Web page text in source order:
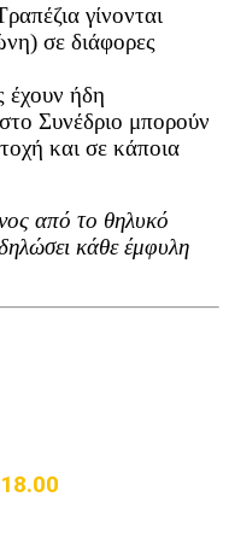
γίνονται
σε διάφορες
ήδη
Συνέδριο μπορούν
και σε κάποια
από το θηλυκό
κάθε έμφυλη